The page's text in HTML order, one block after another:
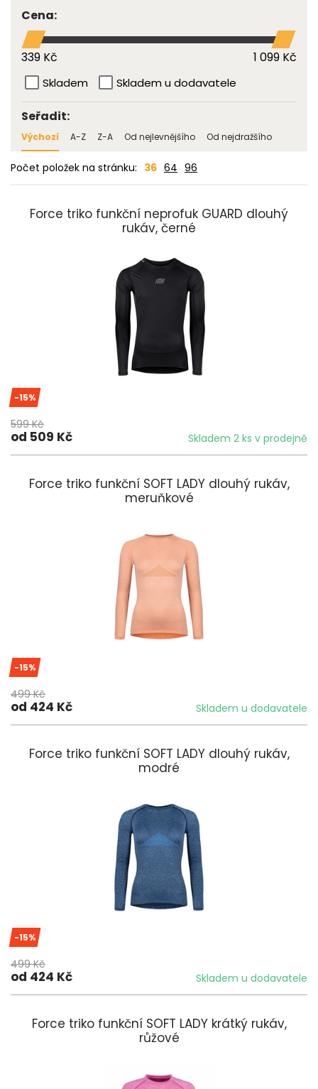
Cena:
339 Kč 1 099 Kč
Skladem Skladem u dodavatele
Seřadit:
Výchozí A-Z Z-A Od nejlevnějšího Od nejdražšího
Počet položek na stránku: 36 64 96
Force triko funkční neprofuk GUARD dlouhý
rukáv, černé
-15%
599 Kč
od 509 Kč Skladem 2 ks v prodejně
Force triko funkční SOFT LADY dlouhý rukáv,
meruňkové
-15%
499 Kč
od 424 Kč Skladem u dodavatele
Force triko funkční SOFT LADY dlouhý rukáv,
modré
-15%
499 Kč
od 424 Kč Skladem u dodavatele
Force triko funkční SOFT LADY krátký rukáv,
růžové